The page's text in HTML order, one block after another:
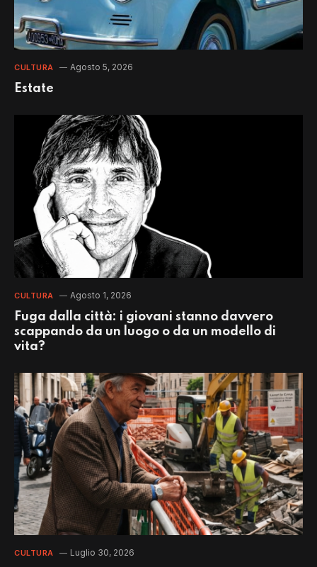
CULTURA Agosto 5, 2026
Estate
CULTURA Agosto 1, 2026
Fuga dalla città: i giovani stanno davvero
scappando da un luogo o da un modello di
vita?
CULTURA Luglio 30, 2026